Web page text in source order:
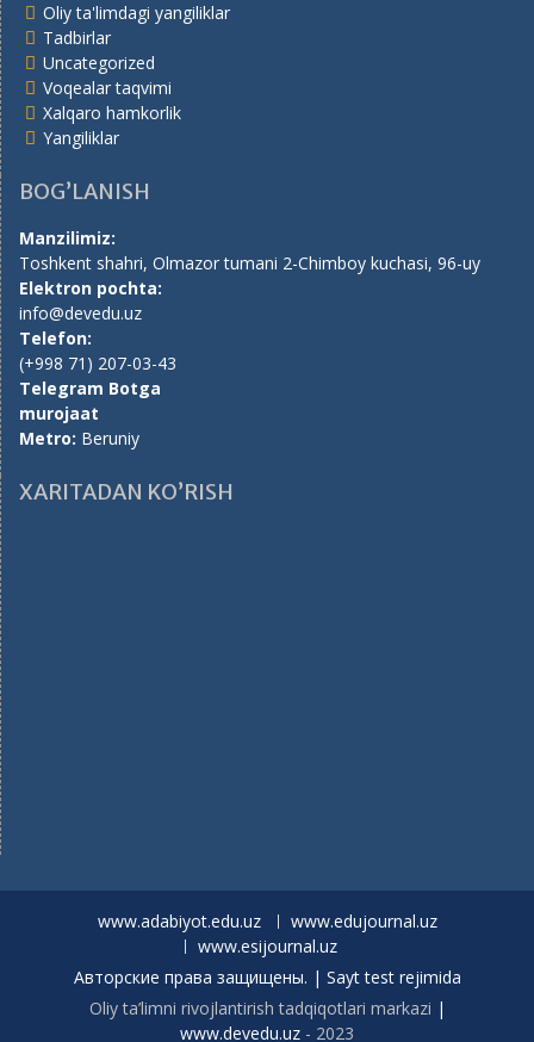
Oliy ta'limdagi yangiliklar
Tadbirlar
Uncategorized
Voqealar taqvimi
Xalqaro hamkorlik
Yangiliklar
BOG’LANISH
Manzilimiz:
Toshkent shahri, Olmazor tumani 2-Chimboy kuchasi, 96-uy
Elektron pochta:
info@devedu.uz
Telefon:
(+998 71) 207-03-43
Telegram Botga
murojaat
Metro: Beruniy
XARITADAN KO’RISH
www.adabiyot.edu.uz
www.edujournal.uz
www.esijournal.uz
Авторские права защищены. | Sayt test rejimida
Oliy ta’limni rivojlantirish tadqiqotlari markazi |
www.devedu.uz - 2023